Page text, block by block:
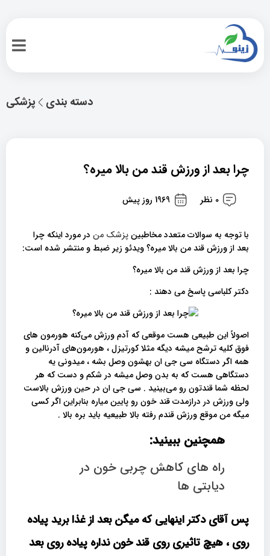
پزشکی دسته بندی
چرا بعد از ورزش قند من بالا میره؟
0 نظر 1969 روز پیش
با توجه به سوالات متعدد مخاطبینپزشک من در مورد اینکه چرا
بعد از ورزش قند من بالا میره؟ ویدئو زیر ضبط و منتشر شده است:
چرا بعد از ورزش قند من بالا میره؟
دکتر کلباسی پاسخ می دهند :
اصولاً این طبیعی هست موقعی که آدم ورزش می‌کنه هورمون های
فوق کلیه ترشح میشه دیگه مثلا کورتیزل ، هورمون‌های آدرنالین و
همه اگر دستگاه سی جی ان بهشون وصل بشه ، میدونی یه
دستگاهی هست که به بدن وصل میشه در شکم و دست که هر
لحظه شما قندتون رو می‌بینید . سی جی ان در حین ورزش بالاست
ولی ورزش در درازمدت قند خون رو پایین میاره بنابراین اگر کسی
میگه من موقع ورزش قندم رفته بالا طبیعیه باید بره بالا .
همچنین ببینید:
راه های کاهش چربی خون در
دیابتی ها
پس آقای دکتر اینهایی که میگن بعد از غذا برید پیاده
روی ، هیچ تاثیری روی قند خون نداره پیاده روی بعد